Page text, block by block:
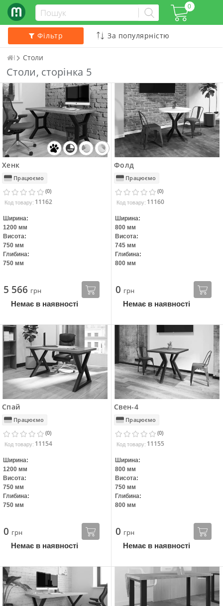
0
Інтернет-магазин матраців та ліжок
Столи
Столи, сторінка 5
Фільтр
Хенк
Працюємо
(0)
Код товару: 11162
Ширина:
1200 мм
Висота:
750 мм
Глибина:
750 мм
5 566 грн
Немає в наявності
Фолд
Працюємо
(0)
Код товару: 11160
Ширина:
800 мм
Висота:
745 мм
Глибина:
800 мм
0 грн
Немає в наявності
Спай
Працюємо
(0)
Код товару: 11154
Ширина:
1200 мм
Висота:
750 мм
Глибина:
750 мм
0 грн
Немає в наявності
Свен-4
Працюємо
(0)
Код товару: 11155
Ширина:
800 мм
Висота:
750 мм
Глибина:
800 мм
0 грн
Немає в наявності